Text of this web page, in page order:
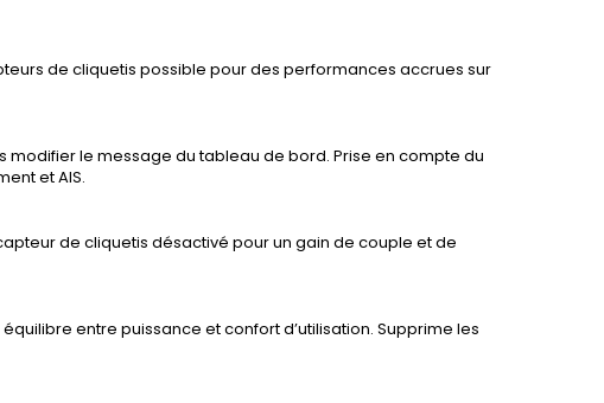
de cliquetis possible pour des performances accrues sur
le message du tableau de bord. Prise en compte du
et AIS.
de cliquetis désactivé pour un gain de couple et de
entre puissance et confort d’utilisation. Supprime les